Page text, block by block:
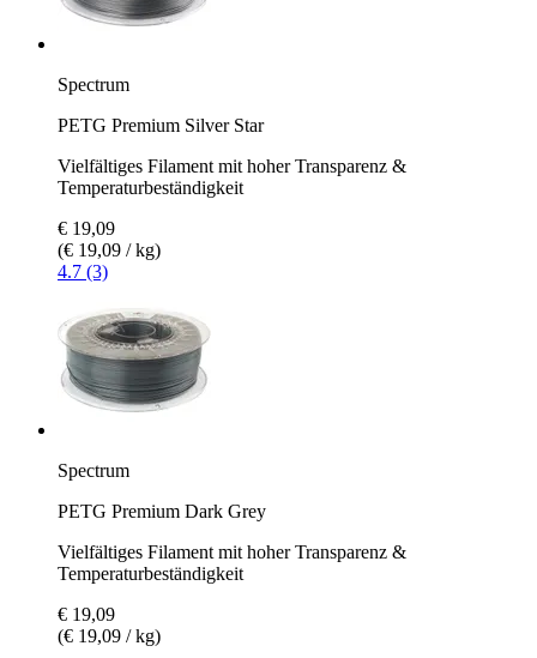
Spectrum
PETG Premium Silver Star
Vielfältiges Filament mit hoher Transparenz &
Temperaturbeständigkeit
€ 19,09
(€ 19,09 / kg)
4.7 (3)
Spectrum
PETG Premium Dark Grey
Vielfältiges Filament mit hoher Transparenz &
Temperaturbeständigkeit
€ 19,09
(€ 19,09 / kg)